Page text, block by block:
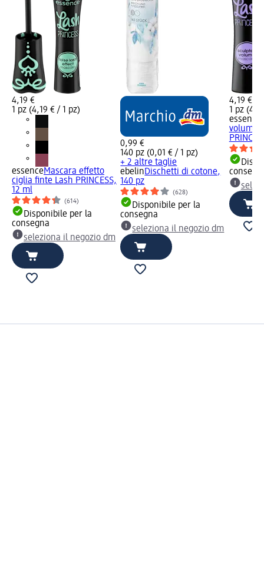
4,19 €
1 pz (4,19 € / 1 pz)
essenceMascara effetto
ciglia finte Lash PRINCESS,
12 ml
(614)
Disponibile per la
consegna
seleziona il negozio dm
0,99 €
140 pz (0,01 € / 1 pz)
+ 2 altre taglie
ebelinDischetti di cotone,
140 pz
(628)
Disponibile per la
consegna
seleziona il negozio dm
4,19 €
1 pz
essence
volume